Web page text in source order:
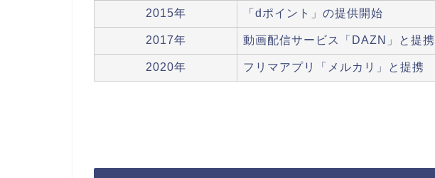
2015年 「dポイント」の提供開始
2017年 動画配信サービス「DAZN」と提携
2020年 フリマアプリ「メルカリ」と提携